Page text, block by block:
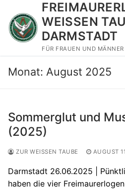
Inhalt
springen
WEISSEN
DARMSTADT
FÜR FRAUEN UND MÄNNER
Suchen nach:
Monat: August 2025
Sommerglut und
(2025)
ZUR WEISSEN TAUBE AUGUST
Darmstadt 26.06.2025 |
haben die vier